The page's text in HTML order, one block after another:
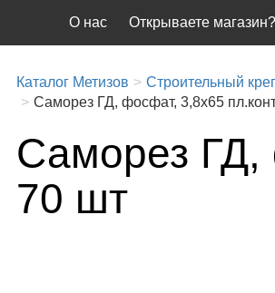
О нас Открываете магазин?
Каталог Метизов Строительный
Саморез ГД, фосфат, 3,8x65
Саморез ГД,
70 шт